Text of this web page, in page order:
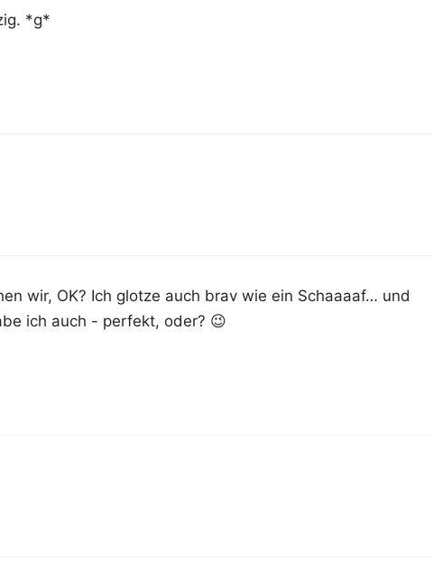
*g*
wir, OK? Ich glot­ze auch brav wie ein Schaaaaf… und
ich auch - per­fekt, oder? 😉